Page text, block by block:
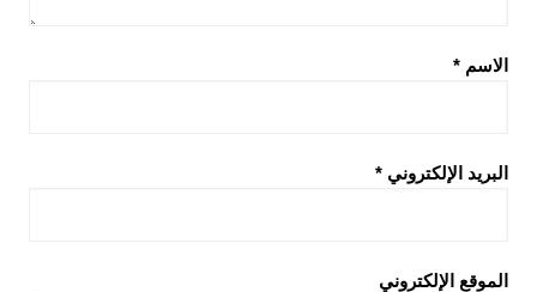
الاسم *
البريد الإلكتروني *
الموقع الإلكتروني